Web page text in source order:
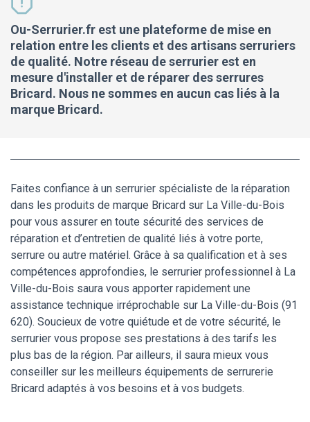
Ou-Serrurier.fr est une plateforme de mise en
relation entre les clients et des artisans serruriers
de qualité. Notre réseau de serrurier est en
mesure d'installer et de réparer des serrures
Bricard. Nous ne sommes en aucun cas liés à la
marque Bricard.
Faites confiance à un serrurier spécialiste de la réparation
dans les produits de marque Bricard sur La Ville-du-Bois
pour vous assurer en toute sécurité des services de
réparation et d’entretien de qualité liés à votre porte,
serrure ou autre matériel. Grâce à sa qualification et à ses
compétences approfondies, le serrurier professionnel à La
Ville-du-Bois saura vous apporter rapidement une
assistance technique irréprochable sur La Ville-du-Bois (91
620). Soucieux de votre quiétude et de votre sécurité, le
serrurier vous propose ses prestations à des tarifs les
plus bas de la région. Par ailleurs, il saura mieux vous
conseiller sur les meilleurs équipements de serrurerie
Bricard adaptés à vos besoins et à vos budgets.